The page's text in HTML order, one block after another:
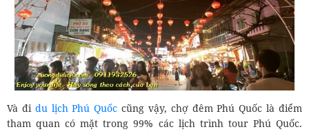
Và đi du lịch Phú Quốccũng vậy, chợ đêm Phú Quốc là điểm
tham quan có mặt trong 99% các lịch trình tour Phú Quốc.